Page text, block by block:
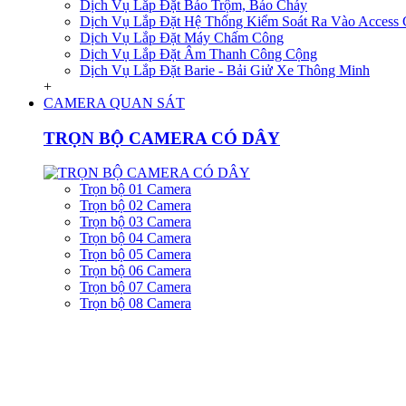
Dịch Vụ Lắp Đặt Báo Trộm, Báo Cháy
Dịch Vụ Lắp Đặt Hệ Thống Kiểm Soát Ra Vào Access
Dịch Vụ Lắp Đặt Máy Chấm Công
Dịch Vụ Lắp Đặt Âm Thanh Công Cộng
Dịch Vụ Lắp Đặt Barie - Bải Giử Xe Thông Minh
+
CAMERA QUAN SÁT
TRỌN BỘ CAMERA CÓ DÂY
Trọn bộ 01 Camera
Trọn bộ 02 Camera
Trọn bộ 03 Camera
Trọn bộ 04 Camera
Trọn bộ 05 Camera
Trọn bộ 06 Camera
Trọn bộ 07 Camera
Trọn bộ 08 Camera